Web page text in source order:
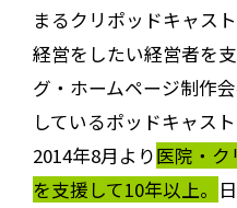
まるクリポッドキャス
経営をしたい経営者を
グ・ホームページ制作
しているポッドキャスト
2014年8月より医院・ク
を支援して10年以上。